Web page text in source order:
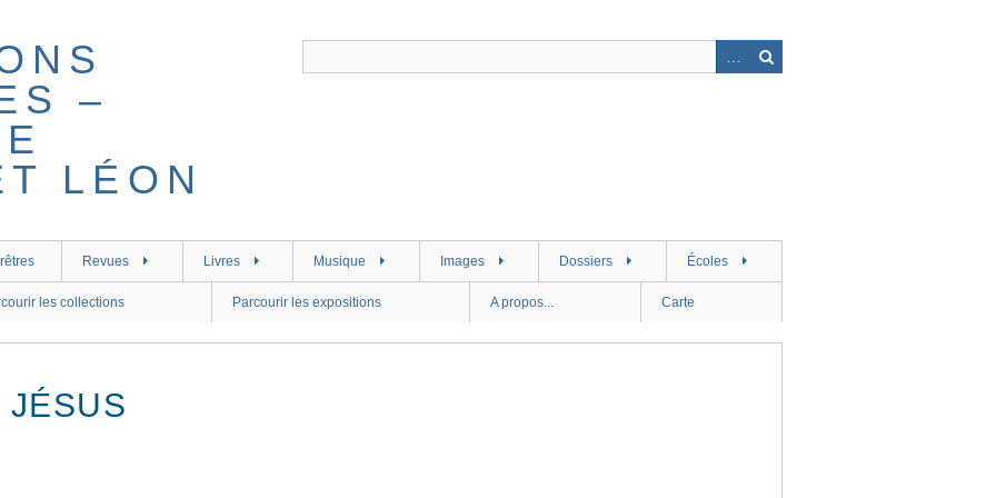
Revues Livres Musique Images Dossiers Écoles
les collections Parcourir les expositions A propos... Carte